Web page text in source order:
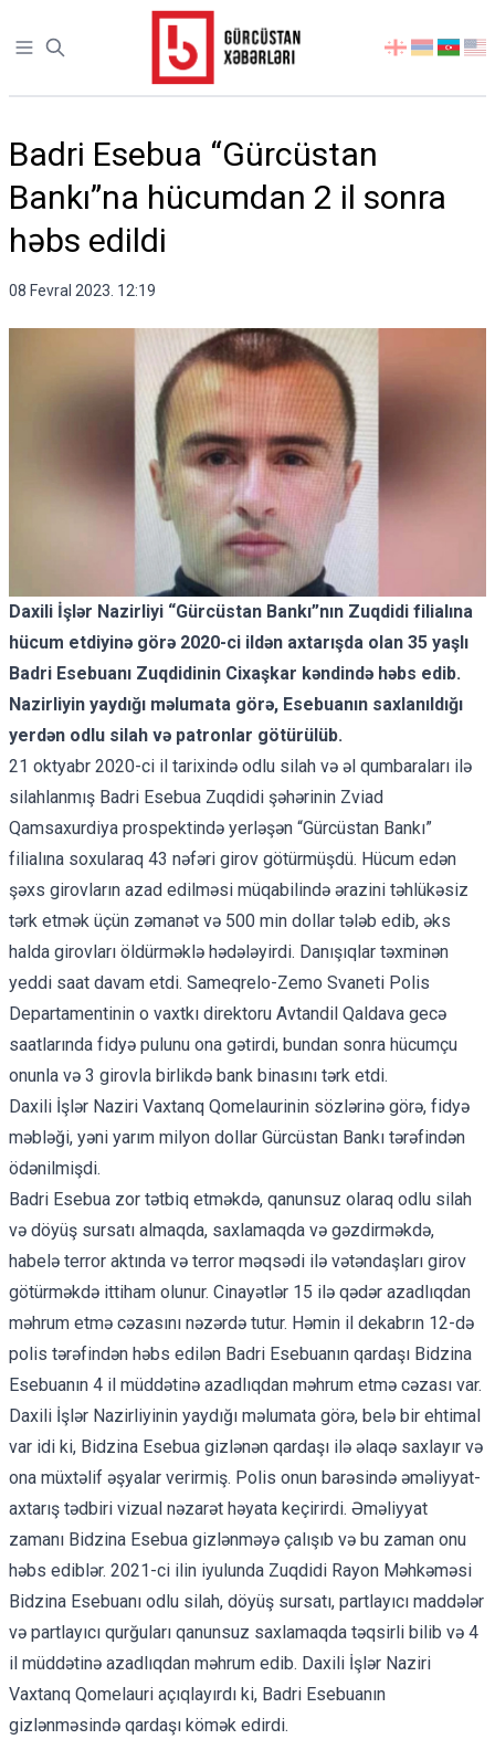
Open sidebar
აირჩიეთ
Badri Esebua “Gürcüstan
Bankı”na hücumdan 2 il sonra
həbs edildi
08 Fevral 2023. 12:19
Daxili İşlər Nazirliyi “Gürcüstan Bankı”nın Zuqdidi filialına
hücum etdiyinə görə 2020-ci ildən axtarışda olan 35 yaşlı
Badri Esebuanı Zuqdidinin Cixaşkar kəndində həbs edib.
Nazirliyin yaydığı məlumata görə, Esebuanın saxlanıldığı
yerdən odlu silah və patronlar götürülüb.
21 oktyabr 2020-ci il tarixində odlu silah və əl qumbaraları ilə
silahlanmış Badri Esebua Zuqdidi şəhərinin Zviad
Qamsaxurdiya prospektində yerləşən “Gürcüstan Bankı”
filialına soxularaq 43 nəfəri girov götürmüşdü. Hücum edən
şəxs girovların azad edilməsi müqabilində ərazini təhlükəsiz
tərk etmək üçün zəmanət və 500 min dollar tələb edib, əks
halda girovları öldürməklə hədələyirdi. Danışıqlar təxminən
yeddi saat davam etdi. Sameqrelo-Zemo Svaneti Polis
Departamentinin o vaxtkı direktoru Avtandil Qaldava gecə
saatlarında fidyə pulunu ona gətirdi, bundan sonra hücumçu
onunla və 3 girovla birlikdə bank binasını tərk etdi.
Daxili İşlər Naziri Vaxtanq Qomelaurinin sözlərinə görə, fidyə
məbləği, yəni yarım milyon dollar Gürcüstan Bankı tərəfindən
ödənilmişdi.
Badri Esebua zor tətbiq etməkdə, qanunsuz olaraq odlu silah
və döyüş sursatı almaqda, saxlamaqda və gəzdirməkdə,
habelə terror aktında və terror məqsədi ilə vətəndaşları girov
götürməkdə ittiham olunur. Cinayətlər 15 ilə qədər azadlıqdan
məhrum etmə cəzasını nəzərdə tutur. Həmin il dekabrın 12-də
polis tərəfindən həbs edilən Badri Esebuanın qardaşı Bidzina
Esebuanın 4 il müddətinə azadlıqdan məhrum etmə cəzası var.
Daxili İşlər Nazirliyinin yaydığı məlumata görə, belə bir ehtimal
var idi ki, Bidzina Esebua gizlənən qardaşı ilə əlaqə saxlayır və
ona müxtəlif əşyalar verirmiş. Polis onun barəsində əməliyyat-
axtarış tədbiri vizual nəzarət həyata keçirirdi. Əməliyyat
zamanı Bidzina Esebua gizlənməyə çalışıb və bu zaman onu
həbs ediblər. 2021-ci ilin iyulunda Zuqdidi Rayon Məhkəməsi
Bidzina Esebuanı odlu silah, döyüş sursatı, partlayıcı maddələr
və partlayıcı qurğuları qanunsuz saxlamaqda təqsirli bilib və 4
il müddətinə azadlıqdan məhrum edib. Daxili İşlər Naziri
Vaxtanq Qomelauri açıqlayırdı ki, Badri Esebuanın
gizlənməsində qardaşı kömək edirdi.